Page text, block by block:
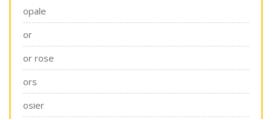
opale
or
or rose
ors
osier